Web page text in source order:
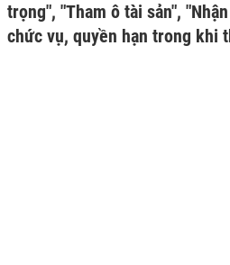
trọng", "Tham ô tài sản",
chức vụ, quyền hạn trong khi